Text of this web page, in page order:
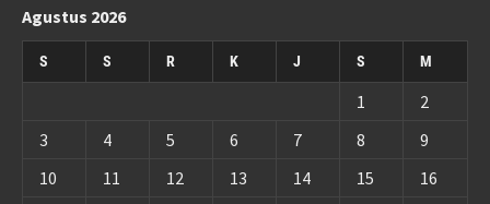
Agustus 2026
S S R K J S M
1
2
3
4 5 6 7 8
9
10
11 12 13 14 15
16